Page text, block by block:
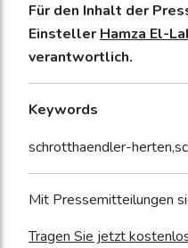
Für den Inhalt der
Einsteller Hamza El-
verantwortlich.
Keywords
schrotthaendler-
Mit Pressemitteilungen
Tragen Sie jetzt